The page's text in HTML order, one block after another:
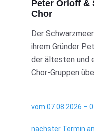
Peter Orloff &
Chor
Der
ihrem Gründer
der ältesten und
Chor-Gruppen
vom 07.08.2026 –
nächster Termin